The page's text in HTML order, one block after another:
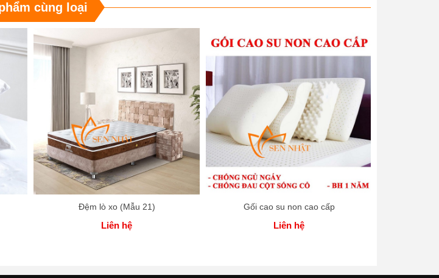
cùng loại
Đệm lò xo (Mẫu 21)
Liên hệ
Gối cao su non cao cấp
Liên hệ